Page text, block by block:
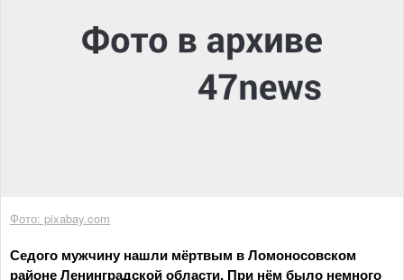
Фото: pixabay.com
Седого мужчину нашли мёртвым в Ломоносовском
районе Ленинградской области. При нём было немного